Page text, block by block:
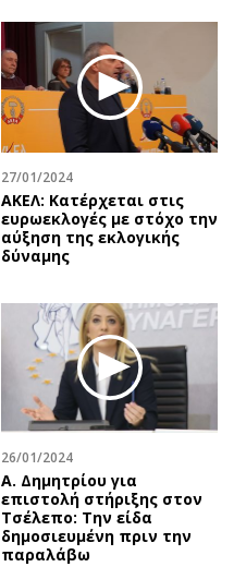
Showbiz
Ταξίδια
Συνταγές
Έξοδος
Media
Εκπομπές
Wine routes
Podcasts
Uncut
Προσφορές
Προσωπικότητες στην ''Κ''
Επιστολές
27/01/2024
ΑΚΕΛ: Κατέρχεται στις
ευρωεκλογές με στόχο την
αύξηση της εκλογικής
δύναμης
26/01/2024
Α. Δημητρίου για
επιστολή στήριξης στον
Τσέλεπο: Την είδα
δημοσιευμένη πριν την
παραλάβω